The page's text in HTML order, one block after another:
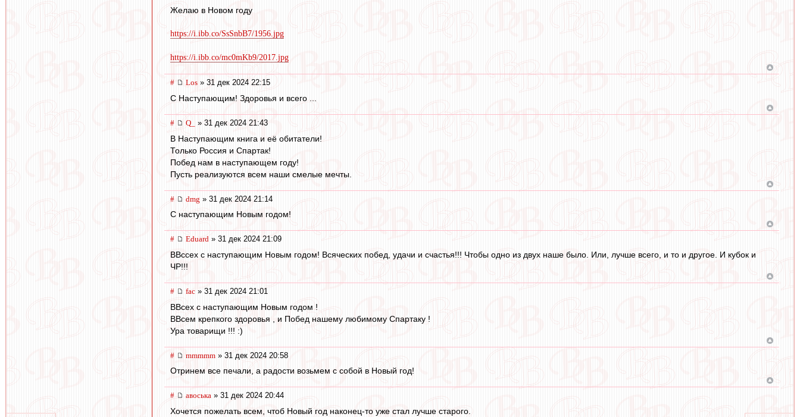
Желаю в Новом году
https://i.ibb.co/SsSnbB7/1956.jpg
https://i.ibb.co/mc0mKb9/2017.jpg
# Los » 31 дек 2024 22:15
С Наступающим! Здоровья и всего ...
# Q_ » 31 дек 2024 21:43
В Наступающим книга и её обитатели!
Только Россия и Спартак!
Побед нам в наступающем году!
Пусть реализуются всем наши смелые мечты.
# dmg » 31 дек 2024 21:14
С наступающим Новым годом!
# Eduard » 31 дек 2024 21:09
ВВссех с наступающим Новым годом! Всяческих побед, удачи и счастья!!! Чтобы одно из двух наше было. Или, лучше всего, и то и другое. И кубок и
ЧР!!!
# fac » 31 дек 2024 21:01
ВВсех с наступающим Новым годом !
ВВсем крепкого здоровья , и Побед нашему любимому Спартаку !
Ура товарищи !!! :)
# mmmmm » 31 дек 2024 20:58
Отринем все печали, а радости возьмем с собой в Новый год!
# авоська » 31 дек 2024 20:44
Хочется пожелать всем, чтоб Новый год наконец-то уже стал лучше старого.